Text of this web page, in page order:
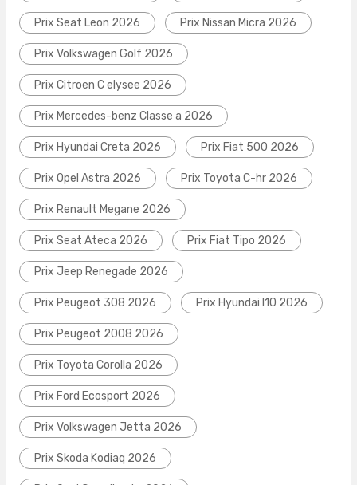
Prix Seat Leon 2026 Prix Nissan Micra 2026
Prix Volkswagen Golf 2026
Prix Citroen C elysee 2026
Prix Mercedes-benz Classe a 2026
Prix Hyundai Creta 2026 Prix Fiat 500 2026
Prix Opel Astra 2026 Prix Toyota C-hr 2026
Prix Renault Megane 2026
Prix Seat Ateca 2026 Prix Fiat Tipo 2026
Prix Jeep Renegade 2026
Prix Peugeot 308 2026 Prix Hyundai I10 2026
Prix Peugeot 2008 2026
Prix Toyota Corolla 2026
Prix Ford Ecosport 2026
Prix Volkswagen Jetta 2026
Prix Skoda Kodiaq 2026